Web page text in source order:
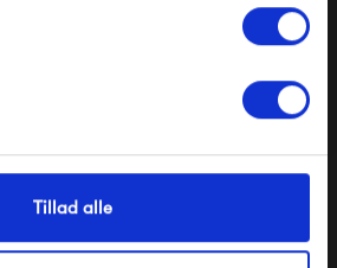
Tillad alle
du at modtage e-